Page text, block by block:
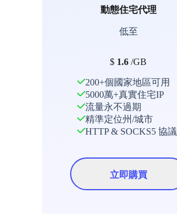
動態住宅代理
低至
$ 1.6 /GB
200+個國家地區可用
5000萬+真實住宅IP
流量永不過期
精準定位州/城市
HTTP & SOCKS5 協議
立即購買